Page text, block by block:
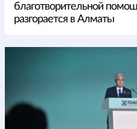
благотворительной
разгорается в Алматы